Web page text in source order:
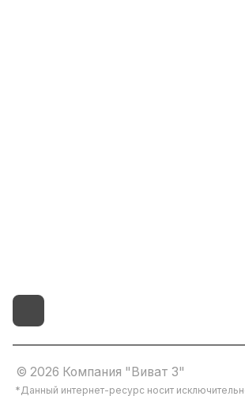
© 2026 Компания "Виват 3"
*Данный интернет-ресурс носит